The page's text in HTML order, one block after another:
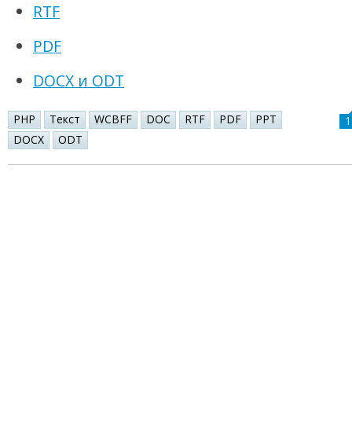
RTF
PDF
DOCX и ODT
PHP Текст WCBFF DOC RTF PDF
PPT
DOCX
ODT